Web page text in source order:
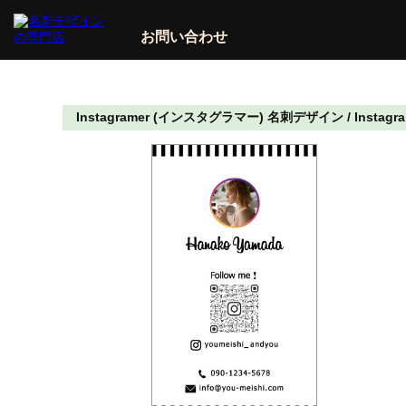
お問い合わせ
Instagramer (インスタグラマー) 名刺デザイン /